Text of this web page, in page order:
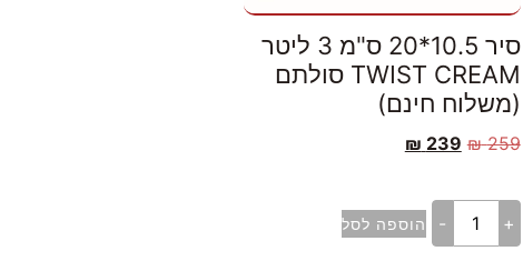
סיר 10.5*20 ס"מ 3 ליטר
TWIST CREAM סולתם
(משלוח חינם)
259
₪
239
₪
+
- הוספה לסל